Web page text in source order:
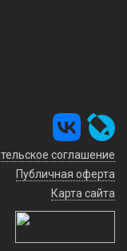
соглашение
Публичная оферта
Карта сайта